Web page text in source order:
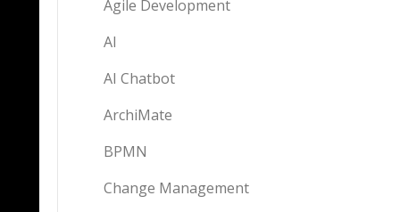
Agile Development
AI
AI Chatbot
ArchiMate
BPMN
Change Management